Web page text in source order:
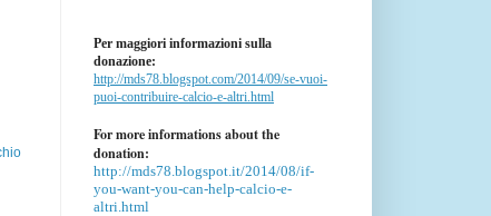
Per maggiori informazioni sulla
donazione:
http://mds78.blogspot.com/2014/09/se-vuoi-
puoi-contribuire-calcio-e-altri.html
For more informations about the
donation:
http://mds78.blogspot.it/2014/08/if-
you-want-you-can-help-calcio-e-
altri.html